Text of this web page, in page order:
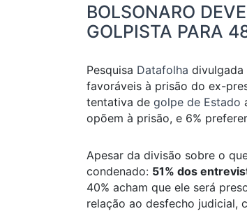
BOLSONARO
GOLPISTA PARA
Pesquisa Datafolha divulgada
favoráveis à prisão do ex-
tentativa de golpe de Estado
opõem à prisão, e 6%
Apesar da divisão sobre o
condenado: 51% dos
40% acham que ele será
relação ao desfecho judicial,